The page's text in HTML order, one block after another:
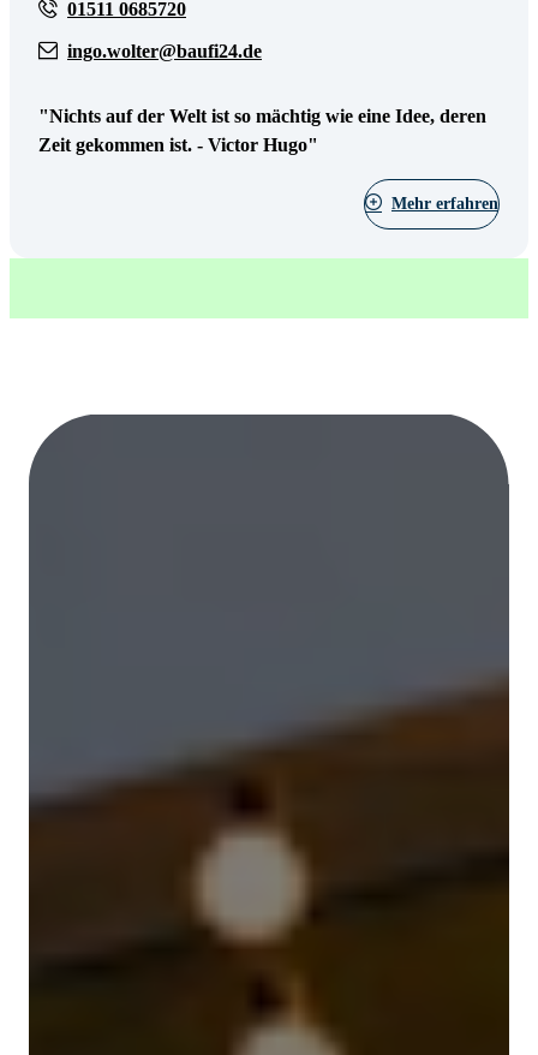
01511 0685720
ingo.wolter@baufi24.de
"Nichts auf der Welt ist so mächtig wie eine Idee, deren
Zeit gekommen ist. - Victor Hugo"
Mehr erfahren